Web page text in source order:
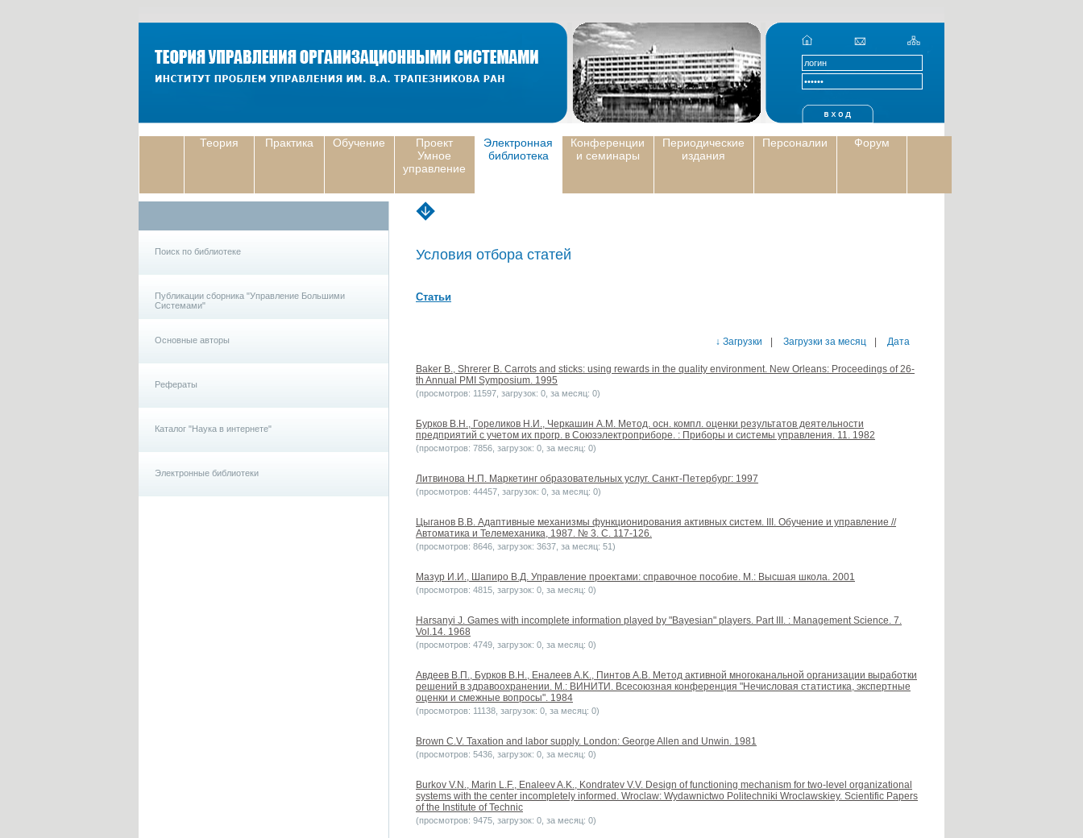
Теория Практика Обучение
Проект
Умное
управление
Электронная
библиотека
Конференции
и семинары
Периодические
издания
Персоналии Форум
Поиск по библиотеке
Публикации сборника "Управление Большими
Системами"
Основные авторы
Рефераты
Каталог "Наука в интернете"
Электронные библиотеки
Условия отбора статей
Статьи
↓ Загрузки Загрузки за месяц Дата
Baker B., Shrerer B. Carrots and sticks: using rewards in the quality environment. New Orleans: Proceedings of 26-
th Annual PMI Symposium. 1995
(просмотров: 11597, загрузок: 0, за месяц: 0)
Бурков В.Н., Гореликов Н.И., Черкашин А.М. Метод. осн. компл. оценки результатов деятельности
предприятий с учетом их прогр. в Союзэлектроприборе. : Приборы и системы управления. 11. 1982
(просмотров: 7856, загрузок: 0, за месяц: 0)
Литвинова Н.П. Маркетинг образовательных услуг. Санкт-Петербург: 1997
(просмотров: 44457, загрузок: 0, за месяц: 0)
Цыганов В.В. Адаптивные механизмы функционирования активных систем. III. Обучение и управление //
Автоматика и Телемеханика, 1987. № 3. С. 117-126.
(просмотров: 8646, загрузок: 3637, за месяц: 51)
Мазур И.И., Шапиро В.Д. Управление проектами: справочное пособие. М.: Высшая школа. 2001
(просмотров: 4815, загрузок: 0, за месяц: 0)
Harsanyi J. Games with incomplete information played by "Bayesian" players. Part III. : Management Science. 7.
Vol.14. 1968
(просмотров: 4749, загрузок: 0, за месяц: 0)
Авдеев В.П., Бурков В.Н., Еналеев A.K., Пинтов А.В. Метод активной многоканальной организации выработки
решений в здравоохранении. М.: ВИНИТИ. Всесоюзная конференция "Нечисловая статистика, экспертные
оценки и смежные вопросы". 1984
(просмотров: 11138, загрузок: 0, за месяц: 0)
Brown C.V. Taxation and labor supply. London: George Allen and Unwin. 1981
(просмотров: 5436, загрузок: 0, за месяц: 0)
Burkov V.N., Marin L.F., Enaleev A.K., Kondratev V.V. Design of functioning mechanism for two-level organizational
systems with the center incompletely informed. Wroclaw: Wydawnictwo Politechniki Wroclawskiey. Scientific Papers
of the Institute of Technic
(просмотров: 9475, загрузок: 0, за месяц: 0)